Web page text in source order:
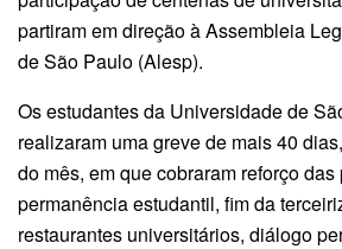
partiram em direção à Assembleia
de São Paulo (Alesp).
Os estudantes da Universidade de
realizaram uma greve de mais 40
do mês, em que cobraram reforço
permanência estudantil, fim da
restaurantes universitários, diálogo